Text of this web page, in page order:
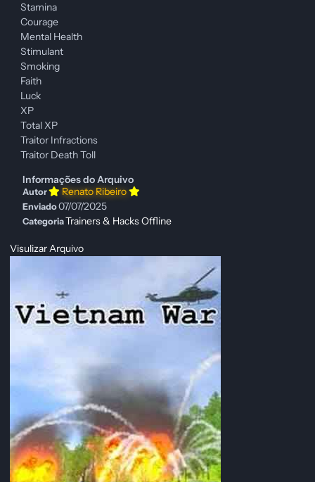
Stamina
Courage
Mental Health
Stimulant
Smoking
Faith
Luck
XP
Total XP
Traitor Infractions
Traitor Death Toll
Informações do Arquivo
Autor Renato Ribeiro
Enviado07/07/2025
CategoriaTrainers & Hacks Offline
Visulizar Arquivo